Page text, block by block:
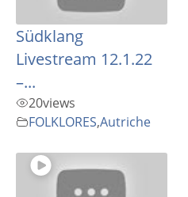
Südklang
Livestream 12.1.22
–...
20views
FOLKLORES,Autriche